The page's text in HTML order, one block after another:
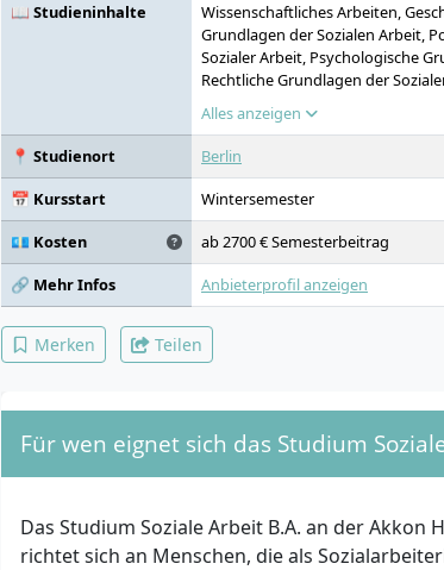
📖 Studieninhalte
Wissenschaftliches Arbeiten,
Grundlagen der Sozialen Arbeit,
Sozialer Arbeit, Psychologische
Rechtliche Grundlagen der
Ethische Grundlagen der
Sozialökonomie und Soziale
Arbeitsfelder der Sozialen Arbeit,
Digitalisierung und Medien in der
Vergleich, Kritische
Soziale Arbeit im Kontext von
Alles anzeigen
📍 Studienort
Berlin
📅 Kursstart
Wintersemester
💶 Kosten
ab 2700 € Semesterbeitrag
🔗 Mehr Infos
Anbieterprofil anzeigen
Merken Teilen
Für wen eignet sich das Studium
Das Studium Soziale Arbeit B.A. an der
richtet sich an Menschen, die als